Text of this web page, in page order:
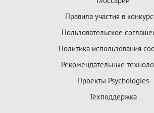
Правила участия в
Пользовательское
Политика использования
Рекомендательные
Проекты Psychologies
Техподдержка